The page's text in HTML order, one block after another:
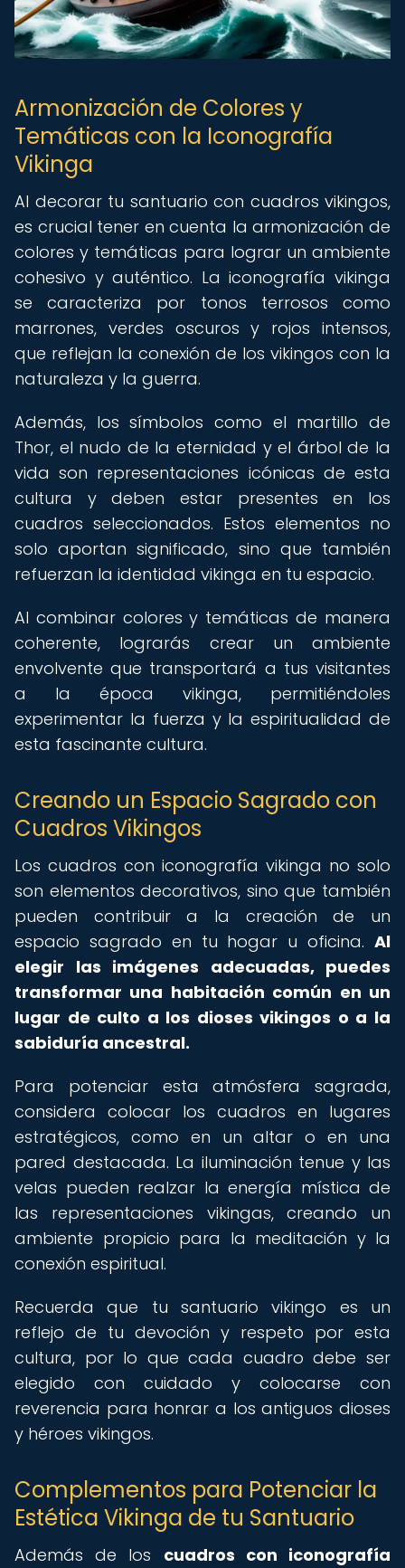
Armonización de Colores y
Temáticas con la Iconografía
Vikinga
Al decorar tu santuario con cuadros vikingos,
es crucial tener en cuenta la armonización de
colores y temáticas para lograr un ambiente
cohesivo y auténtico. La iconografía vikinga
se caracteriza por tonos terrosos como
marrones, verdes oscuros y rojos intensos,
que reflejan la conexión de los vikingos con la
naturaleza y la guerra.
Además, los símbolos como el martillo de
Thor, el nudo de la eternidad y el árbol de la
vida son representaciones icónicas de esta
cultura y deben estar presentes en los
cuadros seleccionados. Estos elementos no
solo aportan significado, sino que también
refuerzan la identidad vikinga en tu espacio.
Al combinar colores y temáticas de manera
coherente, lograrás crear un ambiente
envolvente que transportará a tus visitantes
a la época vikinga, permitiéndoles
experimentar la fuerza y la espiritualidad de
esta fascinante cultura.
Creando un Espacio Sagrado con
Cuadros Vikingos
Los cuadros con iconografía vikinga no solo
son elementos decorativos, sino que también
pueden contribuir a la creación de un
espacio sagrado en tu hogar u oficina. Al
elegir las imágenes adecuadas, puedes
transformar una habitación común en un
lugar de culto a los dioses vikingos o a la
sabiduría ancestral.
Para potenciar esta atmósfera sagrada,
considera colocar los cuadros en lugares
estratégicos, como en un altar o en una
pared destacada. La iluminación tenue y las
velas pueden realzar la energía mística de
las representaciones vikingas, creando un
ambiente propicio para la meditación y la
conexión espiritual.
Recuerda que tu santuario vikingo es un
reflejo de tu devoción y respeto por esta
cultura, por lo que cada cuadro debe ser
elegido con cuidado y colocarse con
reverencia para honrar a los antiguos dioses
y héroes vikingos.
Complementos para Potenciar la
Estética Vikinga de tu Santuario
Además de los cuadros con iconografía